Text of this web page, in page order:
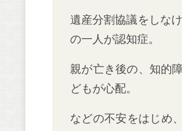
遺産分割協議をしな
の一人が認知症。
親が亡き後の、知的
どもが心配。
などの不安をはじめ